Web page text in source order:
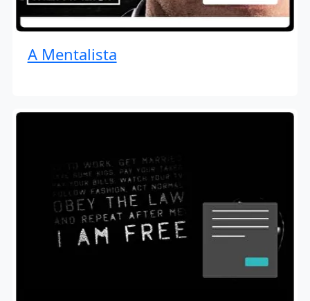
A Mentalista